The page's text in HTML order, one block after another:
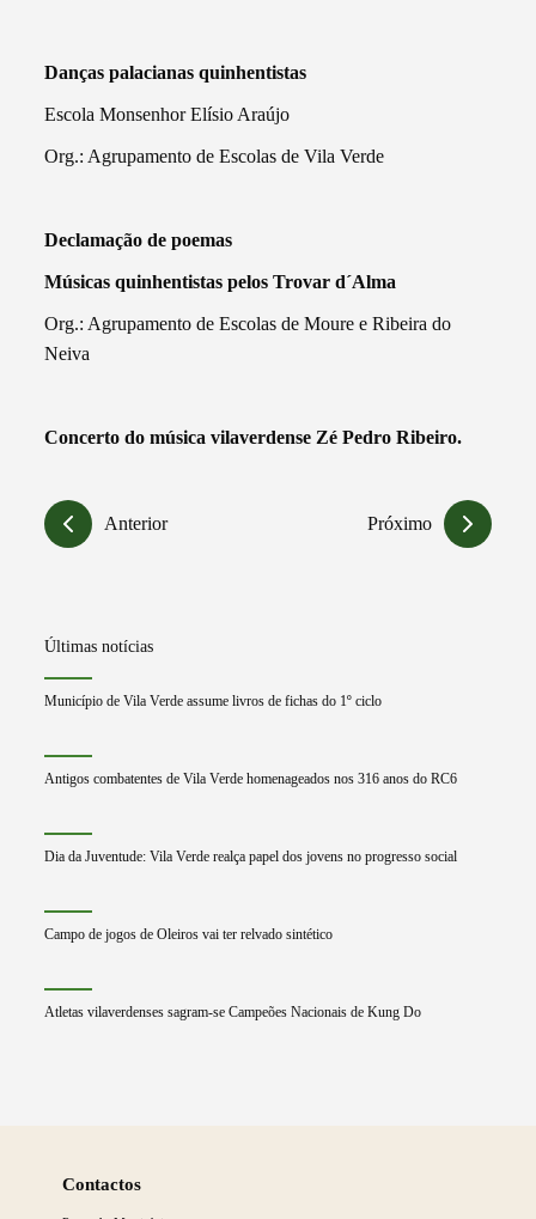
Danças palacianas quinhentistas
Escola Monsenhor Elísio Araújo
Org.: Agrupamento de Escolas de Vila Verde
Declamação de poemas
Músicas quinhentistas pelos Trovar d´Alma
Org.: Agrupamento de Escolas de Moure e Ribeira do
Neiva
Concerto do música vilaverdense Zé Pedro Ribeiro.
Anterior Próximo
Últimas notícias
Município de Vila Verde assume livros de fichas do 1º ciclo
Antigos combatentes de Vila Verde homenageados nos 316 anos do RC6
Dia da Juventude: Vila Verde realça papel dos jovens no progresso social
Campo de jogos de Oleiros vai ter relvado sintético
Atletas vilaverdenses sagram-se Campeões Nacionais de Kung Do
Contactos